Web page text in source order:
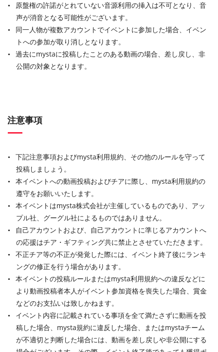
原盤権の許諾がとれていない音源利用の挿入は不可となり、音
声が消音となる可能性がございます。
同一人物が複数アカウントでイベントに参加した場合、イベン
トへの参加が取り消しとなります。
過去にmystaに投稿したことのある動画の場合、差し戻し、非
公開の対象となります。
注意事項
下記注意事項およびmysta利用規約、その他のルールを守って
投稿しましょう。
本イベントへの動画投稿およびチアに際し、mysta利用規約の
遵守をお願いいたします。
本イベントはmysta株式会社が主催しているものであり、アッ
プル社、グーグル社によるものではありません。
自己アカウントおよび、自己アカウントに準じるアカウントへ
の応援はチア・ギフティング共に禁止とさせていただきます。
不正チア等の不正が発覚した際には、イベント終了後にランキ
ングの修正を行う場合があります。
本イベントの投稿ルールまたはmysta利用規約への違反などに
より動画投稿者本人がイベント参加資格を喪失した場合、賞金
などのお支払いは致しかねます。
イベント内容に記載されている事項を全て満たさずに動画を投
稿した場合、mysta規約に違反した場合、またはmystaチーム
が不適切と判断した場合には、動画を差し戻しや非公開にする